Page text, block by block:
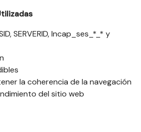
SERVERID, Incap_ses_*_* y
la coherencia de la navegación
del sitio web